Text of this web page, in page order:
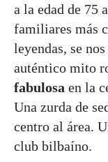
a la edad de 75
familiares más
leyendas, se
auténtico mito
fabulosa en la
Una zurda de
centro al área.
club bilbaíno.